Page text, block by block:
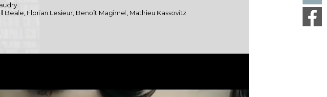
Beale, Florian Lesieur, Benoît Magimel, Mathieu Kassovitz